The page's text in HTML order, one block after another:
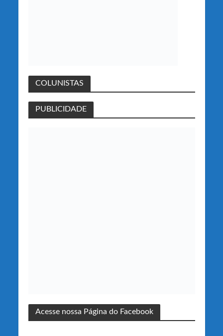
COLUNISTAS
PUBLICIDADE
Acesse nossa Página do Facebook